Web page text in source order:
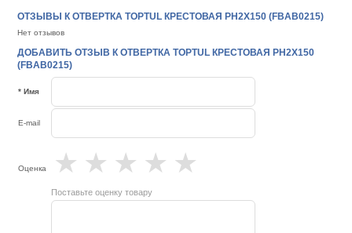
ОТЗЫВЫ К ОТВЕРТКА TOPTUL КРЕСТОВАЯ PH2X150 (FBAB0215)
Нет отзывов
ДОБАВИТЬ ОТЗЫВ К ОТВЕРТКА TOPTUL КРЕСТОВАЯ PH2X150
(FBAB0215)
* Имя
E-mail
Оценка ★
★
★
★
★
Поставьте оценку товару